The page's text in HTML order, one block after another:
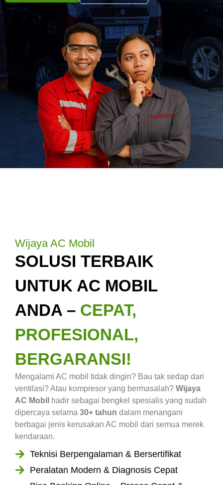
Wijaya AC Mobil
SOLUSI TERBAIK
UNTUK AC MOBIL
ANDA – CEPAT,
PROFESIONAL,
BERGARANSI!
Mengalami AC mobil tidak dingin? Bau tak sedap dari
ventilasi? Atau kompresor yang bermasalah? Wijaya
AC Mobil hadir sebagai bengkel spesialis yang sudah
dipercaya selama 30+ tahun dalam menangani
berbagai jenis kerusakan AC mobil dari semua merek
kendaraan.
Teknisi Berpengalaman & Bersertifikat
Peralatan Modern & Diagnosis Cepat